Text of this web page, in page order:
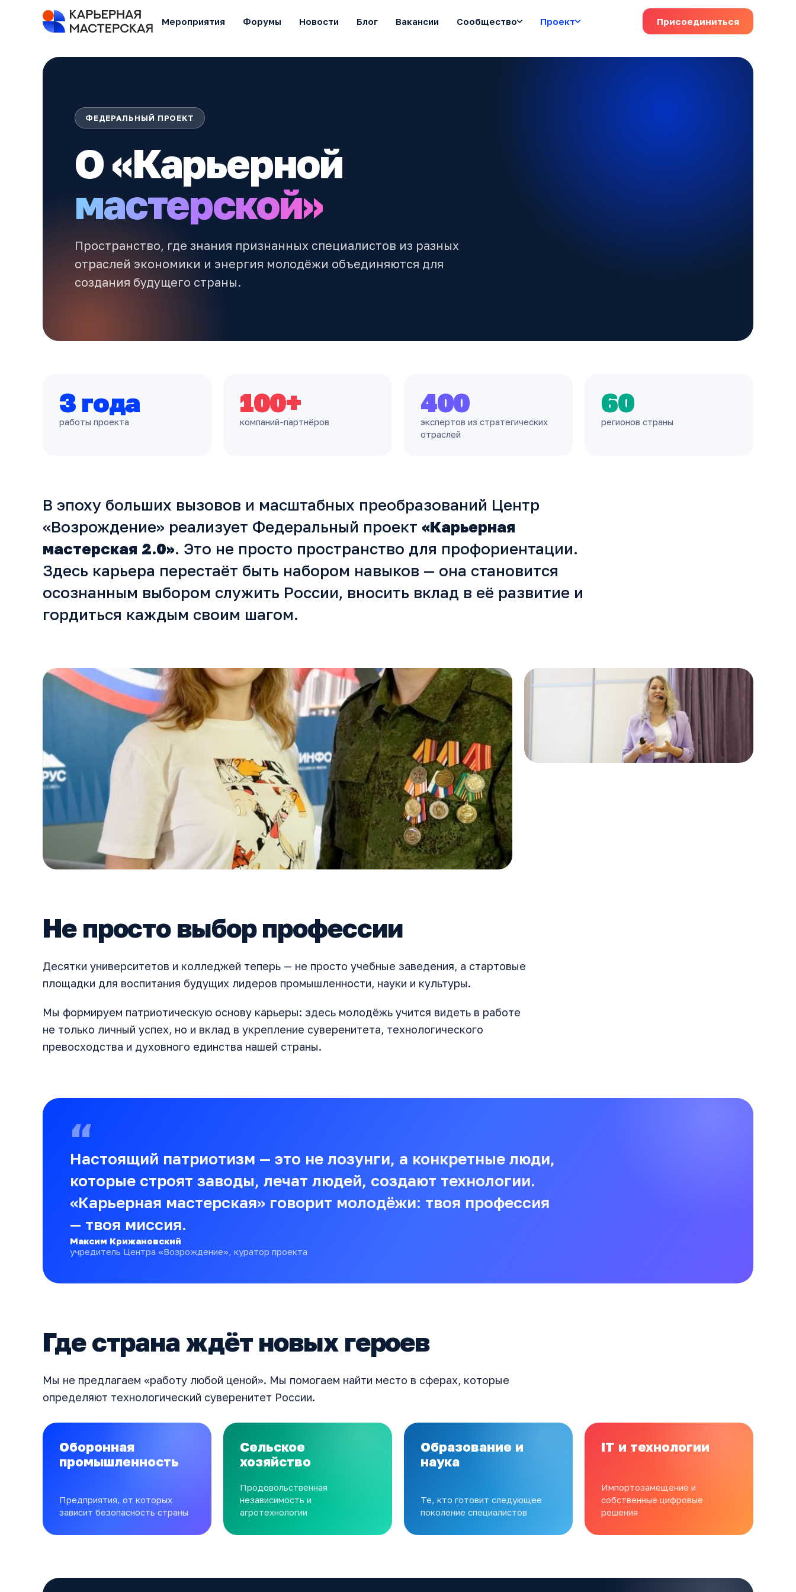
Мероприятия Форумы Новости Блог Вакансии Сообщество Проект Присоединиться
ФЕДЕРАЛЬНЫЙ ПРОЕКТ
О «Карьерной
мастерской»
Пространство, где знания признанных специалистов из разных
отраслей экономики и энергия молодёжи объединяются для
создания будущего страны.
3 года
работы проекта
100+
компаний-партнёров
400
экспертов из стратегических
отраслей
60
регионов страны
В эпоху больших вызовов и масштабных преобразований Центр
«Возрождение» реализует Федеральный проект «Карьерная
мастерская 2.0». Это не просто пространство для профориентации.
Здесь карьера перестаёт быть набором навыков — она становится
осознанным выбором служить России, вносить вклад в её развитие и
гордиться каждым своим шагом.
Не просто выбор профессии
Десятки университетов и колледжей теперь — не просто учебные заведения, а стартовые
площадки для воспитания будущих лидеров промышленности, науки и культуры.
Мы формируем патриотическую основу карьеры: здесь молодёжь учится видеть в работе
не только личный успех, но и вклад в укрепление суверенитета, технологического
превосходства и духовного единства нашей страны.
“
Настоящий патриотизм — это не лозунги, а конкретные люди,
которые строят заводы, лечат людей, создают технологии.
«Карьерная мастерская» говорит молодёжи: твоя профессия
— твоя миссия.
Максим Крижановский
учредитель Центра «Возрождение», куратор проекта
Где страна ждёт новых героев
Мы не предлагаем «работу любой ценой». Мы помогаем найти место в сферах, которые
определяют технологический суверенитет России.
Оборонная
промышленность
Предприятия, от которых
зависит безопасность страны
Сельское
хозяйство
Продовольственная
независимость и
агротехнологии
Образование и
наука
Те, кто готовит следующее
поколение специалистов
IT и технологии
Импортозамещение и
собственные цифровые
решения